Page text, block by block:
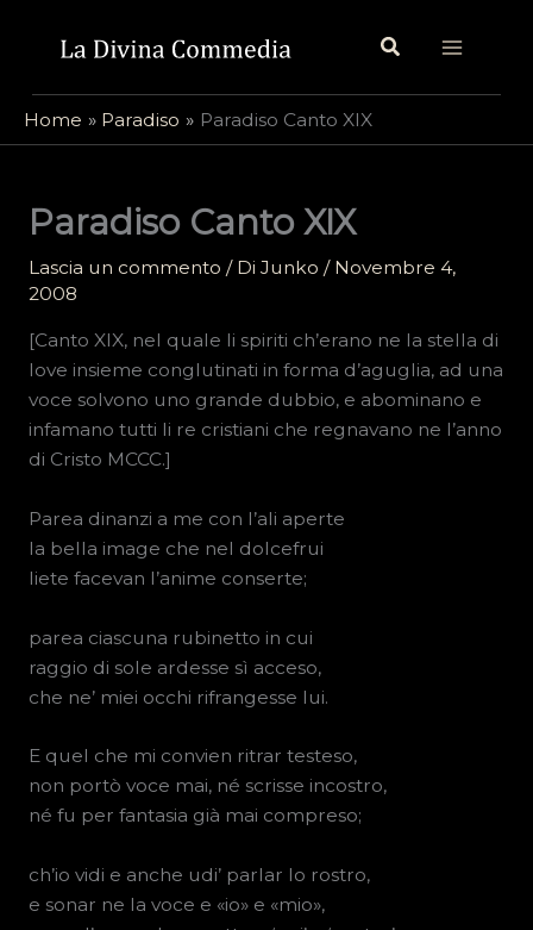
Cerca
Home Paradiso Paradiso Canto XIX
Paradiso Canto XIX
Lascia un commento / Di Junko / Novembre 4,
2008
[Canto XIX, nel quale li spiriti ch’erano ne la stella di
Iove insieme conglutinati in forma d’aguglia, ad una
voce solvono uno grande dubbio, e abominano e
infamano tutti li re cristiani che regnavano ne l’anno
di Cristo MCCC.]
Parea dinanzi a me con l’ali aperte
la bella image che nel dolcefrui
liete facevan l’anime conserte;
parea ciascuna rubinetto in cui
raggio di sole ardesse sì acceso,
che ne’ miei occhi rifrangesse lui.
E quel che mi convien ritrar testeso,
non portò voce mai, né scrisse incostro,
né fu per fantasia già mai compreso;
ch’io vidi e anche udi’ parlar lo rostro,
e sonar ne la voce e «io» e «mio»,